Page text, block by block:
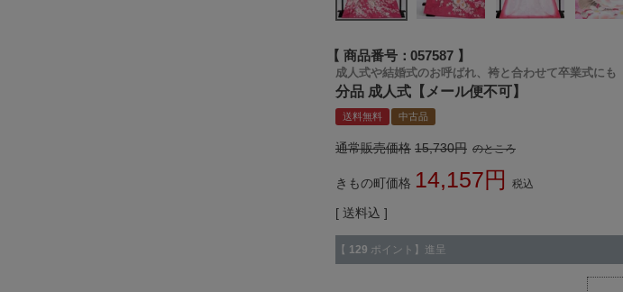
商品番号 057587
成人式や結婚式のお呼ばれ、袴と合わせて卒業式にも
分品 成人式【メール便不可】
送料無料 中古品
通常販売価格 15,730 のところ
きもの町価格 14,157 税込
送料込
【 129 ポイント】進呈